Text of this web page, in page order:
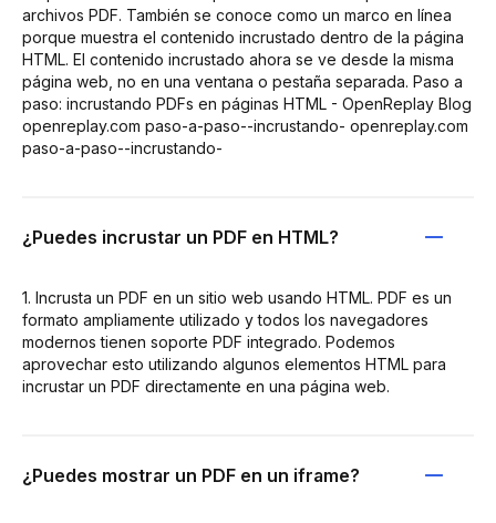
archivos PDF. También se conoce como un marco en línea
porque muestra el contenido incrustado dentro de la página
HTML. El contenido incrustado ahora se ve desde la misma
página web, no en una ventana o pestaña separada. Paso a
paso: incrustando PDFs en páginas HTML - OpenReplay Blog
openreplay.com paso-a-paso--incrustando- openreplay.com
paso-a-paso--incrustando-
¿Puedes incrustar un PDF en HTML?
1. Incrusta un PDF en un sitio web usando HTML. PDF es un
formato ampliamente utilizado y todos los navegadores
modernos tienen soporte PDF integrado. Podemos
aprovechar esto utilizando algunos elementos HTML para
incrustar un PDF directamente en una página web.
¿Puedes mostrar un PDF en un iframe?